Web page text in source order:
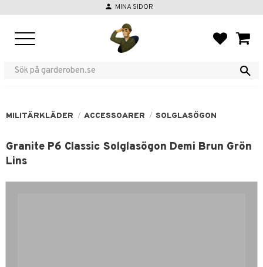
person MINA SIDOR
MILITÄRKLÄDER ACCESSOARER SOLGLASÖGON
Granite P6 Classic Solglasögon Demi Brun Grön
Lins